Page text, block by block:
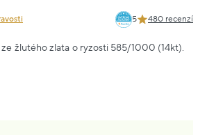
5 480 recenzí
žlutého zlata o ryzosti 585/1000 (14kt).